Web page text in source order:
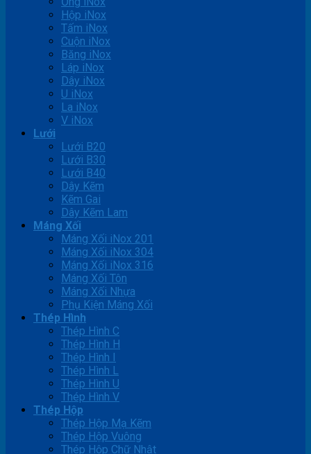
Hộp iNox
Tấm iNox
Cuộn iNox
Băng iNox
Láp iNox
Dây iNox
U iNox
La iNox
V iNox
Lưới
Lưới B20
Lưới B30
Lưới B40
Dây Kẽm
Kẽm Gai
Dây Kẽm Lam
Máng Xối
Máng Xối iNox 201
Máng Xối iNox 304
Máng Xối iNox 316
Máng Xối Tôn
Máng Xối Nhựa
Phụ Kiện Máng Xối
Thép Hình
Thép Hình C
Thép Hình H
Thép Hình I
Thép Hình L
Thép Hình U
Thép Hình V
Thép Hộp
Thép Hộp Mạ Kẽm
Thép Hộp Vuông
Thép Hộp Chữ Nhật